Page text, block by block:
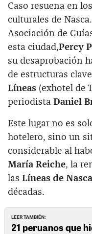
Caso resuena en
culturales de
Asociación de
esta ciudad,Percy
su desaprobación
de estructuras
Líneas (exhotel de
periodista Daniel
Este lugar no es
hotelero, sino un
considerable al
María Reiche, la
las Líneas de Nasca
décadas.
LEER TAMBIÉN:
21 peruanos que